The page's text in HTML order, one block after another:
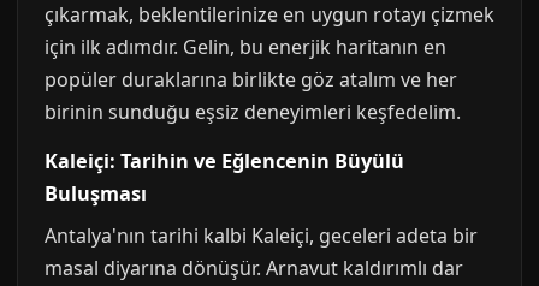
çıkarmak, beklentilerinize en uygun rotayı çizmek
için ilk adımdır. Gelin, bu enerjik haritanın en
popüler duraklarına birlikte göz atalım ve her
birinin sunduğu eşsiz deneyimleri keşfedelim.
Kaleiçi: Tarihin ve Eğlencenin Büyülü
Buluşması
Antalya'nın tarihi kalbi Kaleiçi, geceleri adeta bir
masal diyarına dönüşür. Arnavut kaldırımlı dar